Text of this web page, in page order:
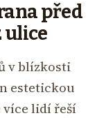
před
ulice
v blízkosti
estetickou
více lidí řeší